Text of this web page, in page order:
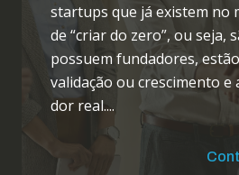
startups que já existem no
de “criar do zero”, ou seja,
possuem fundadores,
validação ou crescimento e
dor real....